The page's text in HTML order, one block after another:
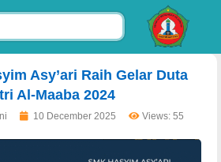
Asy’ari Raih Gelar Duta
Al-Maaba 2024
10 December 2025 Views: 55